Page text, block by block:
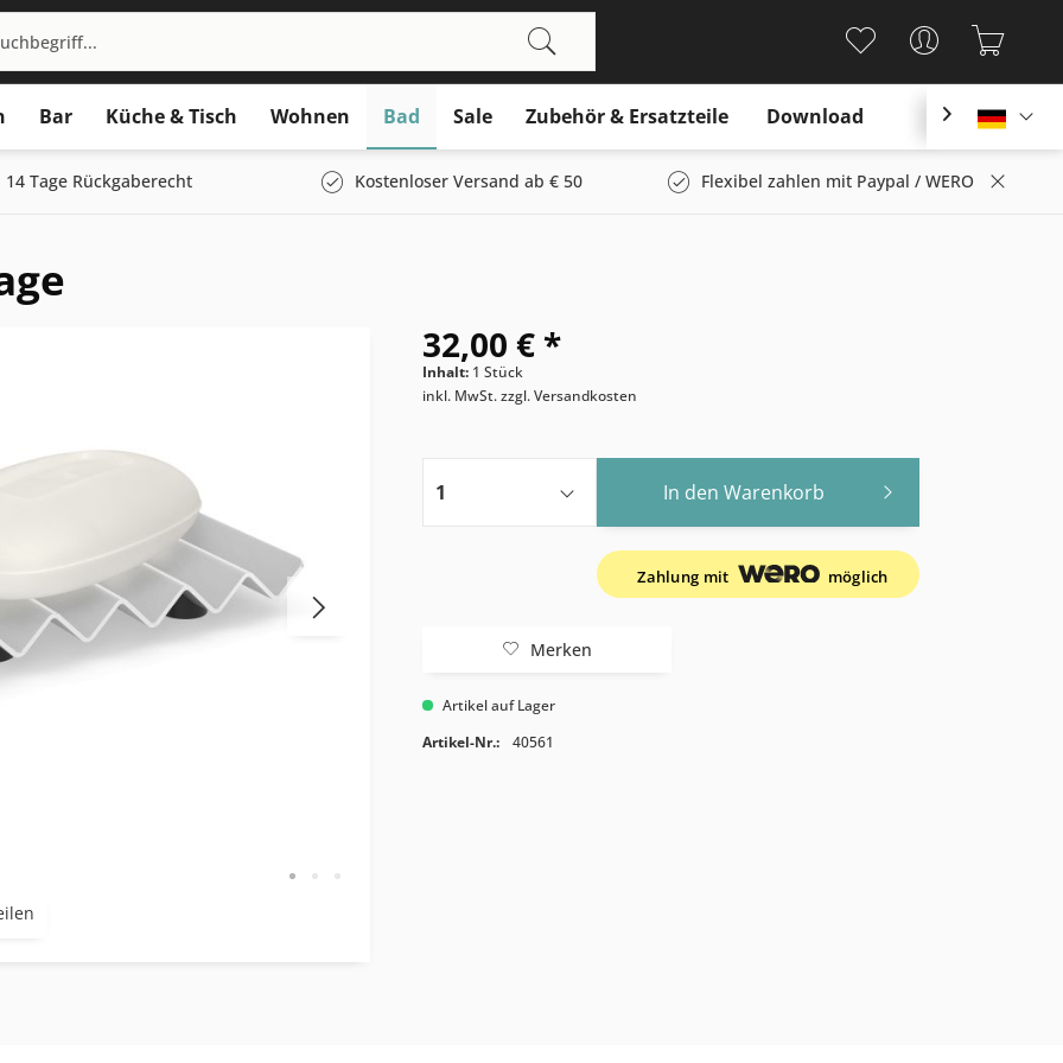
Bar Küche & Tisch Wohnen Bad Sale Zubehör & Ersatzteile Download 
14 Tage Rückgaberecht Kostenloser Versand ab € 50 Flexibel zahlen mit Paypal / WERO
32,00 € *
Inhalt: 1 Stück
inkl. MwSt.zzgl. Versandkosten
In den Warenkorb
Zahlung mit möglich
Merken
Artikel auf Lager
Artikel-Nr.:
40561